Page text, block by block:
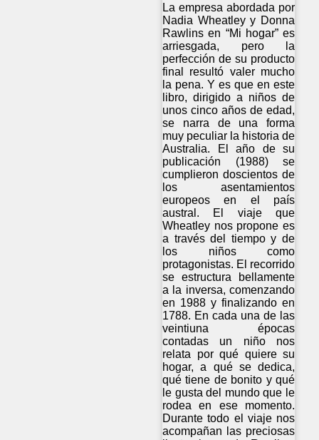
La empresa abordada por
Nadia Wheatley y Donna
Rawlins en “Mi hogar” es
arriesgada, pero la
perfección de su producto
final resultó valer mucho
la pena. Y es que en este
libro, dirigido a niños de
unos cinco años de edad,
se narra de una forma
muy peculiar la historia de
Australia. El año de su
publicación (1988) se
cumplieron doscientos de
los asentamientos
europeos en el país
austral. El viaje que
Wheatley nos propone es
a través del tiempo y de
los niños como
protagonistas. El recorrido
se estructura bellamente
a la inversa, comenzando
en 1988 y finalizando en
1788. En cada una de las
veintiuna épocas
contadas un niño nos
relata por qué quiere su
hogar, a qué se dedica,
qué tiene de bonito y qué
le gusta del mundo que le
rodea en ese momento.
Durante todo el viaje nos
acompañan las preciosas